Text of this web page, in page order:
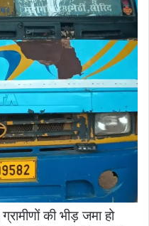
की भीड़ जमा हो